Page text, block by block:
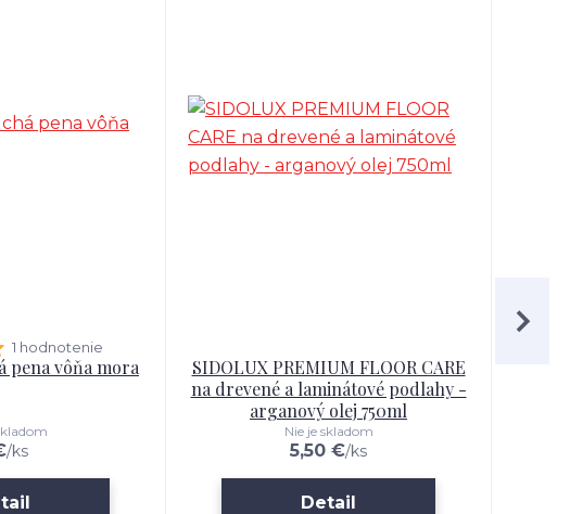
1 hodnotenie
pena vôňa mora
/ks
SIDOLUX PREMIUM FLOOR CARE
na drevené a laminátové podlahy -
arganový olej 750ml
5,50 €/ks
Nie je skladom
Detail